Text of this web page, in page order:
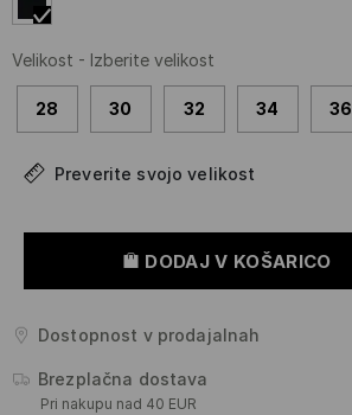
Velikost - Izberite velikost
28 30 32 34 36
Preverite svojo velikost
DODAJ V KOŠARICO
Dostopnost v prodajalnah
Brezplačna dostava
Pri nakupu nad 40 EUR